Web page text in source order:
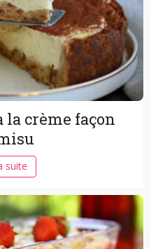
la crème façon
suite